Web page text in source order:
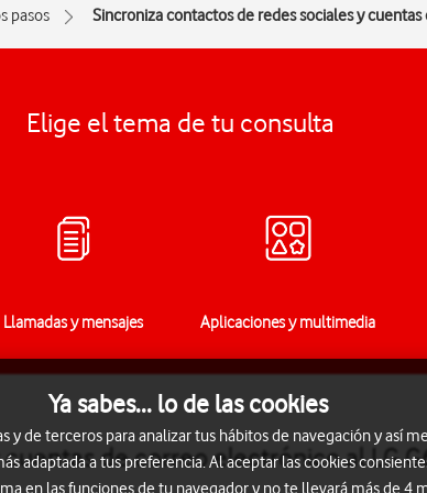
pasos Sincroniza contactos de redes sociales y
Elige el tema de tu consulta
Llamadas y mensajes Aplicaciones y multimedia
de correo electrónico al LG
Ya sabes... lo de las cookies
y de terceros para analizar tus hábitos de navegación y así
adaptada a tus preferencia. Al aceptar las cookies
en las funciones de tu navegador y no te llevará más de 4